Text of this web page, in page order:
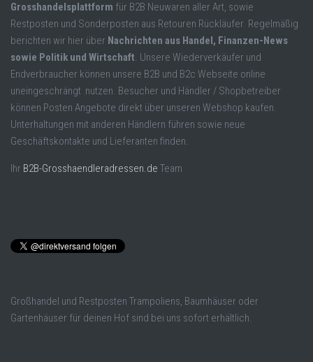
Grosshandelsplattform für B2B Neuwaren aller Art, sowie
Restposten und Sonderposten aus Retouren Rückläufer. Regelmäßig
berichten wir hier über Nachrichten aus Handel, Finanzen-News
sowie Politik und Wirtschaft. Unsere Wiederverkäufer und
Endverbraucher können unsere B2B und B2c Webseite online
uneingeschrängt nutzen. Besucher und Händler / Shopbetreiber
können Posten Angebote direkt über unseren Webshop kaufen.
Unterhaltungen mit anderen Händlern führen sowie neue
Geschäftskontakte und Lieferanten finden.
Ihr B2B-Grosshaendleradressen.de Team
Großhandel und Restposten Trampoliens, Baumhäuser oder
Gartenhäuser für deinen Hof sind bei uns sofort erhältlich.